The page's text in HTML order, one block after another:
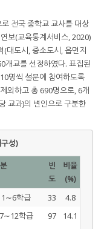
전국 중학교 교사를 대상
보(교육통계서비스, 2020)
대도시, 중소도시, 읍면지
개교를 선정하였다. 표집된
명씩 설문에 참여하도록
외하고 총 690명으로, 6개
교과)의 변인으로 구분한
성)
빈
도
비율
(%)
1∼6학급 33
4.8
7∼12학급 97 14.1